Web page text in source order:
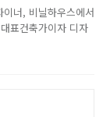
너, 비닐하우스에서
표건축가이자 디자
았다. 하노버국제